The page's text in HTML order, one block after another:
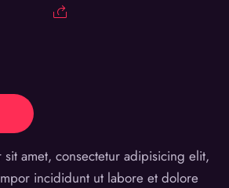
amet, consectetur adipisicing elit,
incididunt ut labore et dolore